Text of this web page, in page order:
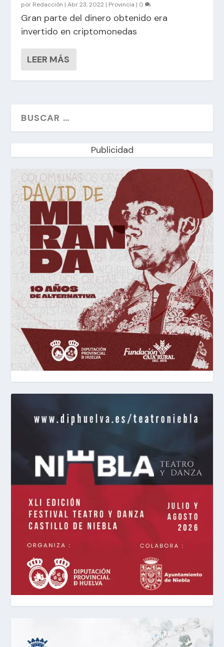
por Redacción |Abr 23, 2022 | Provincia | 0
Gran parte del dinero obtenido era
invertido en criptomonedas
LEER MÁS
Publicidad